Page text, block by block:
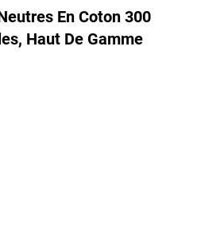
En Coton 300
Haut De Gamme